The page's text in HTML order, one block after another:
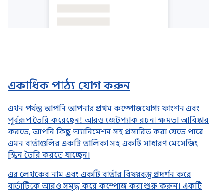
একাধিক পাঠ্য যোগ করুন
এখন পর্যন্ত আপনি আপনার প্রথম কম্পোজযোগ্য ফাংশন এবং
পূর্বরূপ তৈরি করেছেন! আরও জেটপ্যাক রচনা ক্ষমতা আবিষ্কার
করতে, আপনি কিছু অ্যানিমেশন সহ প্রসারিত করা যেতে পারে
এমন বার্তাগুলির একটি তালিকা সহ একটি সাধারণ মেসেজিং
স্ক্রিন তৈরি করতে যাচ্ছেন।
এর লেখকের নাম এবং একটি বার্তার বিষয়বস্তু প্রদর্শন করে
বার্তাটিকে আরও সমৃদ্ধ করে কম্পোজ করা শুরু করুন। একটি